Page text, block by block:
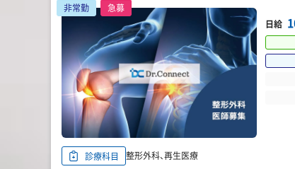
非常勤
急募
日給
診療科目
整形外科、再生医療